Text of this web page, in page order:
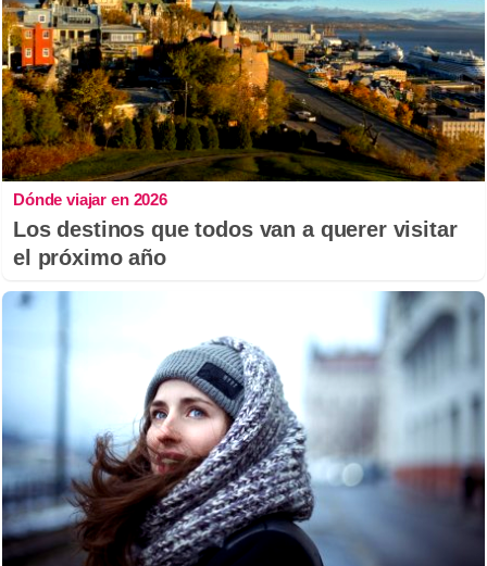
Dónde viajar en 2026
Los destinos que todos van a querer visitar
el próximo año